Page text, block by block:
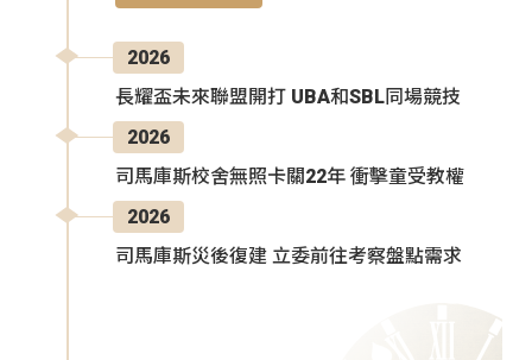
2026
長耀盃未來聯盟開打 UBA和SBL同場競技
2026
司馬庫斯校舍無照卡關22年 衝擊童受教權
2026
司馬庫斯災後復建 立委前往考察盤點需求